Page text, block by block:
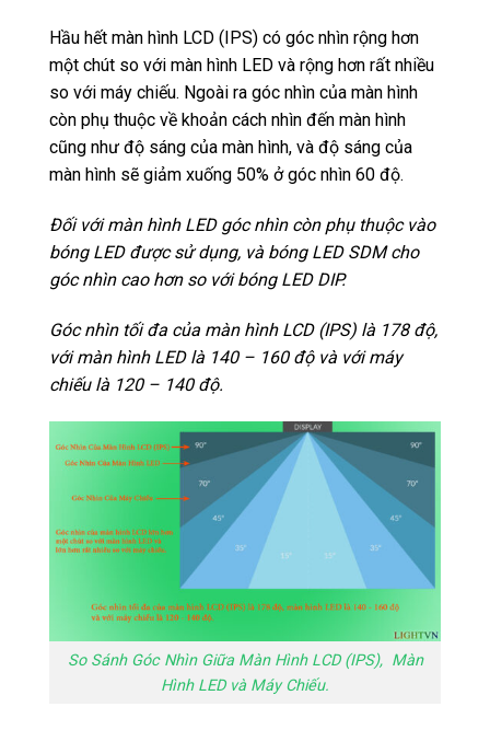
Hầu hết màn hình LCD (IPS) có góc nhìn rộng hơn
một chút so với màn hình LED và rộng hơn rất nhiều
so với máy chiếu. Ngoài ra góc nhìn của màn hình
còn phụ thuộc về khoản cách nhìn đến màn hình
cũng như độ sáng của màn hình, và độ sáng của
màn hình sẽ giảm xuống 50% ở góc nhìn 60 độ.
Đối với màn hình LED góc nhìn còn phụ thuộc vào
bóng LED được sử dụng, và bóng LED SDM cho
góc nhìn cao hơn so với bóng LED DIP.
Góc nhìn tối đa của màn hình LCD (IPS) là 178 độ,
với màn hình LED là 140 – 160 độ và với máy
chiếu là 120 – 140 độ.
So Sánh Góc Nhìn Giữa Màn Hình LCD (IPS), Màn
Hình LED và Máy Chiếu.